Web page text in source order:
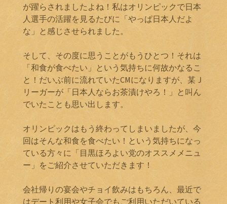
が躍らされましたよね！私はオリンピックで日本
人選手の活躍を見るたびに「やっぱ日本人だよ
な」と感じさせられました。
そして、その度に思うことがもうひとつ！それは
「和食が食べたい」という気持ちに何故かなるこ
と！だいぶ前に流れていたCMになりますが、某Ｊ
リーガーが「日本人ならお茶漬けやろ！」と叫ん
でいたことも思い出します。
オリンピックはもう終わってしまいましたが、今
回はそんな和食を食べたい！という気持ちになっ
ている方々に「目黒ほろよい党のオススメメニュ
ー」をご紹介させていただきます！
会社帰りの宴会やチョイ飲みはもちろん、最近で
はデート利用や女子会でもご利用いただいている